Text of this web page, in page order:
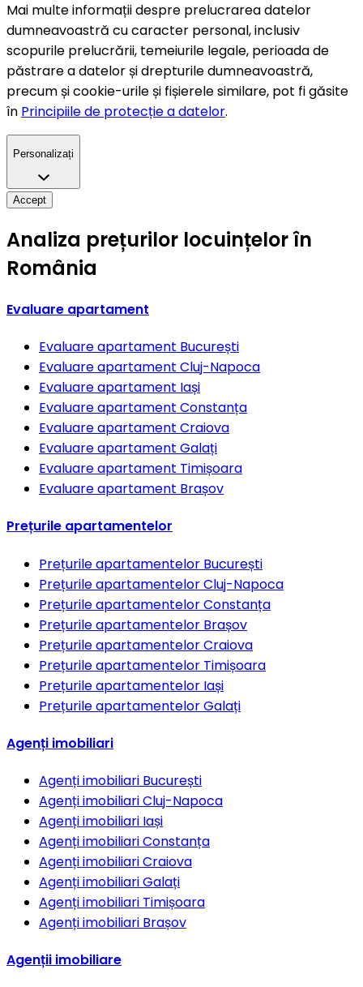
Mai multe informații despre prelucrarea datelor
dumneavoastră cu caracter personal, inclusiv
scopurile prelucrării, temeiurile legale, perioada de
păstrare a datelor și drepturile dumneavoastră,
precum și cookie-urile și fișierele similare, pot fi găsite
în Principiile de protecție a datelor.
Personalizați
Accept
Analiza prețurilor locuințelor în
România
Evaluare apartament
Evaluare apartament București
Evaluare apartament Cluj-Napoca
Evaluare apartament Iași
Evaluare apartament Constanța
Evaluare apartament Craiova
Evaluare apartament Galați
Evaluare apartament Timișoara
Evaluare apartament Brașov
Prețurile apartamentelor
Prețurile apartamentelor București
Prețurile apartamentelorCluj-Napoca
Prețurile apartamentelorConstanța
Prețurile apartamentelor Brașov
Prețurile apartamentelorCraiova
Prețurile apartamentelor Timișoara
Prețurile apartamentelor Iași
Prețurile apartamentelorGalați
Agenți imobiliari
Agenți imobiliari București
Agenți imobiliariCluj-Napoca
Agenți imobiliari Iași
Agenți imobiliariConstanța
Agenți imobiliariCraiova
Agenți imobiliariGalați
Agenți imobiliari Timișoara
Agenți imobiliari Brașov
Agenții imobiliare